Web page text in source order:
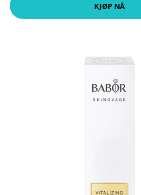
KJØP NÅ